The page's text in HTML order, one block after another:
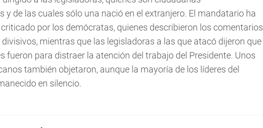
y de las cuales sólo una nació en el extranjero. El mandatario ha
por los demócratas, quienes describieron los comentarios
mientras que las legisladoras a las que atacó dijeron que
fueron para distraer la atención del trabajo del Presidente. Unos
también objetaron, aunque la mayoría de los líderes del
en silencio.